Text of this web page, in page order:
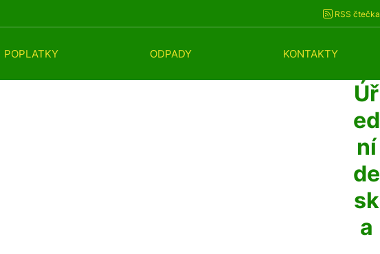
RSS čtečka
POPLATKY ODPADY KONTAKTY
Úř
ed
ní
de
sk
a